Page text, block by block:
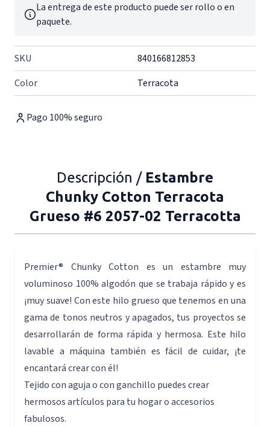
La entrega de este producto puede ser rollo o en
paquete.
SKU
840166812853
Color
Terracota
Pago 100% seguro
Descripción / Estambre
Chunky Cotton Terracota
Grueso #6 2057-02 Terracotta
Premier® Chunky Cotton es un estambre muy
voluminoso 100% algodón que se trabaja rápido y es
¡muy suave! Con este hilo grueso que tenemos en una
gama de tonos neutros y apagados, tus proyectos se
desarrollarán de forma rápida y hermosa. Este hilo
lavable a máquina también es fácil de cuidar, ¡te
encantará crear con él!
Tejido con aguja o con ganchillo puedes crear
hermosos artículos para tu hogar o accesorios
fabulosos.